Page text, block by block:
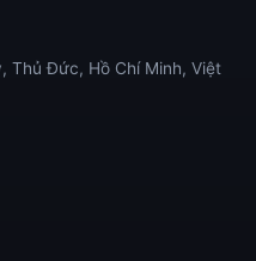
Thủ Đức, Hồ Chí Minh, Việt